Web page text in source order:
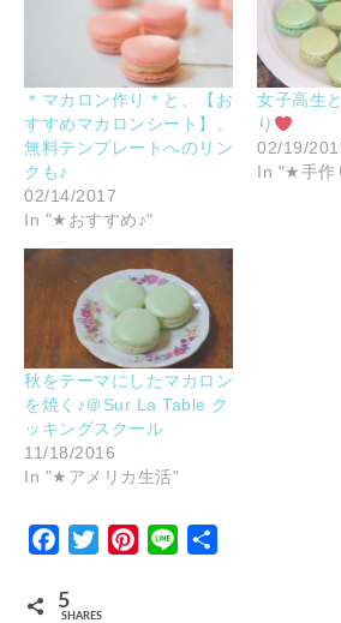
＊マカロン作り＊と、【お
すすめマカロンシート】。
無料テンプレートへのリン
クも♪
02/14/2017
In "★おすすめ♪"
女子高生
り
02/19/
In "★手作
秋をテーマにしたマカロン
を焼く♪＠Sur La Table ク
ッキングスクール
11/18/2016
In "★アメリカ生活"
Facebook
TwitterPinterest
Line
5
SHARES